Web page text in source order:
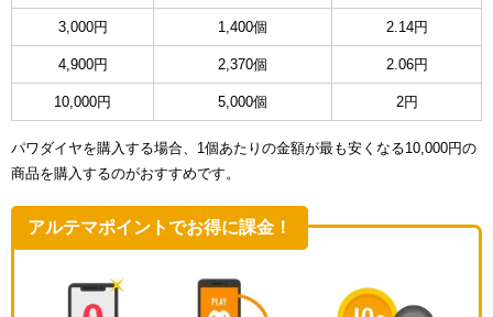
3,000円 1,400個 2.14円
4,900円 2,370個 2.06円
10,000円 5,000個 2円
パワダイヤを購入する場合、1個あたりの金額が最も安くなる10,000円の
商品を購入するのがおすすめです。
アルテマポイントでお得に課金！